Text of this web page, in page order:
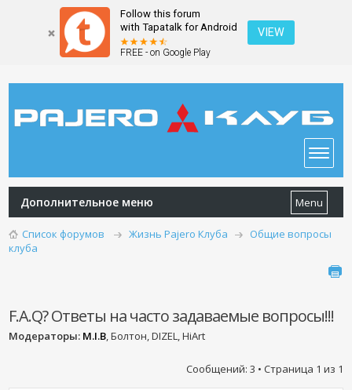
Follow this forum
with Tapatalk for Android
FREE - on Google Play
VIEW
Дополнительное меню Menu
Список форумов Жизнь Pajero Клуба
Общие вопросы
клуба
F.A.Q? Ответы на часто задаваемые вопросы!!!
Модераторы: M.I.B, Болтон, DIZEL, HiArt
Сообщений: 3 • Страница 1 из 1